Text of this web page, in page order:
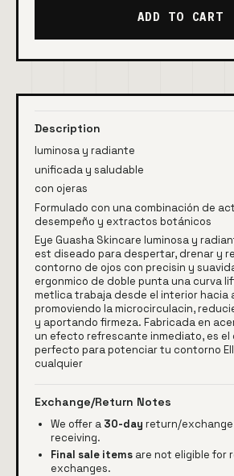
ADD TO CART
Description
luminosa y radiante
unificada y saludable
con ojeras
Formulado con una combinación de
desempeño y extractos botánicos
Eye Guasha Skincare luminosa y
est diseado para despertar, drenar y
contorno de ojos con precisin y
ergonmico de doble punta una curva
metlica trabaja desde el interior hacia
promoviendo la microcirculacin,
y aportando firmeza. Fabricada en
un efecto refrescante inmediato, es el
perfecto para potenciar tu contorno
cualquier
Exchange/Return Notes
We offer a 30-day return/
receiving.
Final sale items are not eligible for
exchanges.